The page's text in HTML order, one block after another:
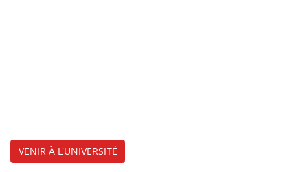
Adresse
193 RUE COMTE EMMANUEL DE LAS CASES
VENIR À L'UNIVERSITÉ